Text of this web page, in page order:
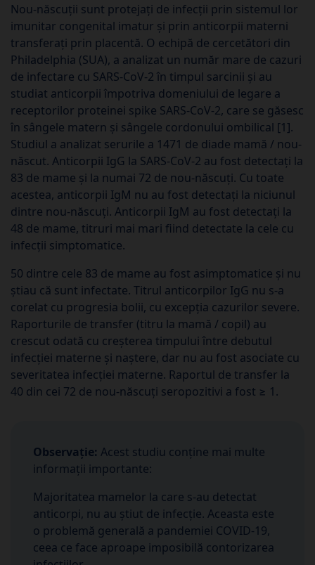
Nou-născuții sunt protejați de infecții prin sistemul lor
imunitar congenital imatur și prin anticorpii materni
transferați prin placentă. O echipă de cercetători din
Philadelphia (SUA), a analizat un număr mare de cazuri
de infectare cu SARS-CoV-2 în timpul sarcinii și au
studiat anticorpii împotriva domeniului de legare a
receptorilor proteinei spike SARS-CoV-2, care se găsesc
în sângele matern și sângele cordonului ombilical [1].
Studiul a analizat serurile a 1471 de diade mamă / nou-
născut. Anticorpii IgG la SARS-CoV-2 au fost detectați la
83 de mame și la numai 72 de nou-născuți. Cu toate
acestea, anticorpii IgM nu au fost detectați la niciunul
dintre nou-născuți. Anticorpii IgM au fost detectați la
48 de mame, titruri mai mari fiind detectate la cele cu
infecții simptomatice.
50 dintre cele 83 de mame au fost asimptomatice și nu
știau că sunt infectate. Titrul anticorpilor IgG nu s-a
corelat cu progresia bolii, cu excepția cazurilor severe.
Raporturile de transfer (titru la mamă / copil) au
crescut odată cu creșterea timpului între debutul
infecției materne și naștere, dar nu au fost asociate cu
severitatea infecției materne. Raportul de transfer la
40 din cei 72 de nou-născuți seropozitivi a fost ≥ 1.
Observație: Acest studiu conține mai multe
informații importante:
Majoritatea mamelor la care s-au detectat
anticorpi, nu au știut de infecție. Aceasta este
o problemă generală a pandemiei COVID-19,
ceea ce face aproape imposibilă contorizarea